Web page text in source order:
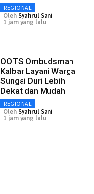
REGIONAL
OlehSyahrul Sani
1 jam yang lalu
OOTS Ombudsman
Kalbar Layani Warga
Sungai Duri Lebih
Dekat dan Mudah
REGIONAL
OlehSyahrul Sani
1 jam yang lalu